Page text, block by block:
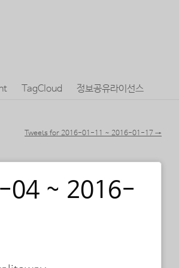
TagCloud 정보공유라이선스
Tweets for 2016-01-11 ~ 2016-01-17 →
04 ~ 2016-